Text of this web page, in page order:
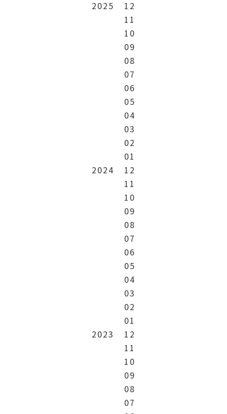
2025
12
11
10
09
08
07
06
05
04
03
02
01
2024
12
11
10
09
08
07
06
05
04
03
02
01
2023
12
11
10
09
08
07